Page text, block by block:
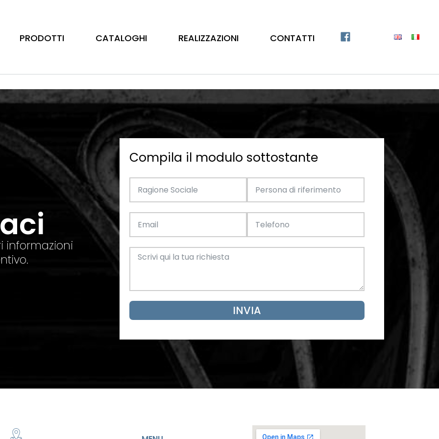
PRODOTTI CATALOGHI REALIZZAZIONI CONTATTI
Ottone
Tubo
Alluminio
Oggettistica e arredamento
Catalogo Illustrativo
SCARICA ORA
Catalogo
Acciaio
+39 0445 580865
+39 0445 580366
info@feba.it
informazioni
Compila il modulo sottostante
INVIA